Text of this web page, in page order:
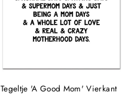
Tegeltje 'A Good Mom' Vierkant